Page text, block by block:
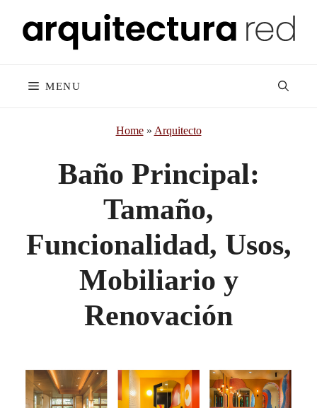
content
MENU
Home» Arquitecto
Baño Principal:
Tamaño,
Funcionalidad, Usos,
Mobiliario y
Renovación